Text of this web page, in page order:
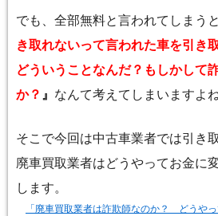
でも、全部無料と言われてしまうと
き取れないって言われた車を引き
どういうことなんだ？もしかして
か？ 』 なんて考えてしまいますよね
そこで今回は中古車業者では引き
廃車買取業者はどうやってお金に
します。
「廃車買取業者は詐欺師なのか？ どうや